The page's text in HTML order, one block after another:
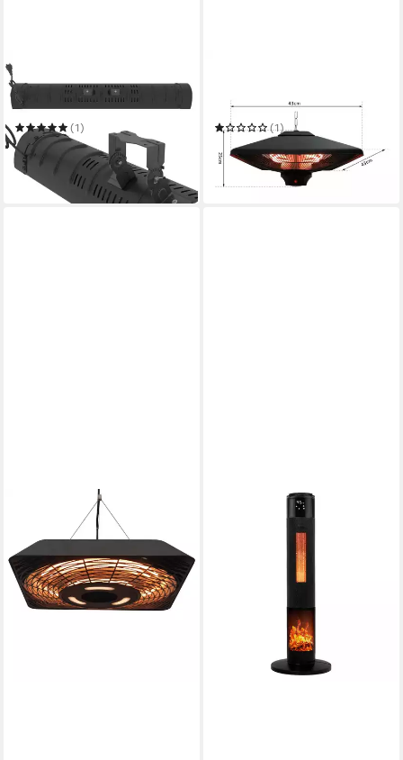
Heizstrahler Infrarotstrahler
für Innen- & Außenbereich
(1)
133,99 € UVP 205,00 €
-35%
in 2-3 Werktagen bei dir
mit Fernbedienung 2
Heizstufen Wärmestrahler
(1)
117,99 € 156,90 €
-25%
in 2-3 Werktagen bei dir